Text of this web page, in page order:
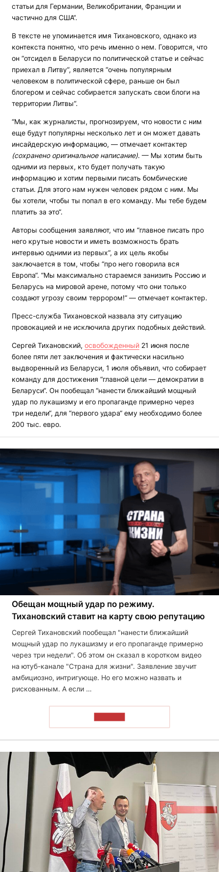
статьи для Германии, Великобритании, Франции и
частично для США“.
В тексте не упоминается имя Тихановского, однако из
контекста понятно, что речь именно о нем. Говорится, что
он “отсидел в Беларуси по политической статье и сейчас
приехал в Литву“, является “очень популярным
человеком в политической сфере, раньше он был
блогером и сейчас собирается запускать свои блоги на
территории Литвы“.
“Мы, как журналисты, прогнозируем, что новости с ним
еще будут популярны несколько лет и он может давать
инсайдерскую информацию, — отмечает контактер
(сохранено оригинальное написание). — Мы хотим быть
одними из первых, кто будет получать такую
информацию и хотим первыми писать бомбические
статьи. Для этого нам нужен человек рядом с ним. Мы
бы хотели, чтобы ты попал в его команду. Мы тебе будем
платить за это“.
Авторы сообщения заявляют, что им “главное писать про
него крутые новости и иметь возможность брать
интервью одними из первых“, а их цель якобы
заключается в том, чтобы “про него говорила вся
Европа“. “Мы максимально стараемся занизить Россию и
Беларусь на мировой арене, потому что они только
создают угрозу своим террором!“ — отмечает контактер.
Пресс-служба Тихановской назвала эту ситуацию
провокацией и не исключила других подобных действий.
Сергей Тихановский, освобожденный 21 июня после
более пяти лет заключения и фактически насильно
выдворенный из Беларуси, 1 июля объявил, что собирает
команду для достижения “главной цели — демократии в
Беларуси“. Он пообещал “нанести ближайший мощный
удар по лукашизму и его пропаганде примерно через
три недели“, для “первого удара“ ему необходимо более
200 тыс. евро.
Обещан мощный удар по режиму.
Тихановский ставит на карту свою репутацию
Сергей Тихановский пообещал "нанести ближайший
мощный удар по лукашизму и его пропаганде примерно
через три недели". Об этом он сказал в коротком видео
на ютуб-канале "Страна для жизни". Заявление звучит
амбициозно, интригующе. Но его можно назвать и
рискованным. А если …